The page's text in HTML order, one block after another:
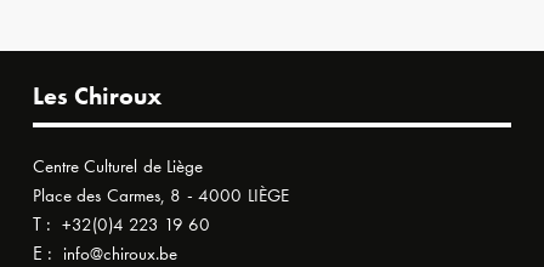
Les Chiroux
Centre Culturel de Liège
Place des Carmes, 8 - 4000 LIÈGE
T : +32(0)4 223 19 60
E : info@chiroux.be